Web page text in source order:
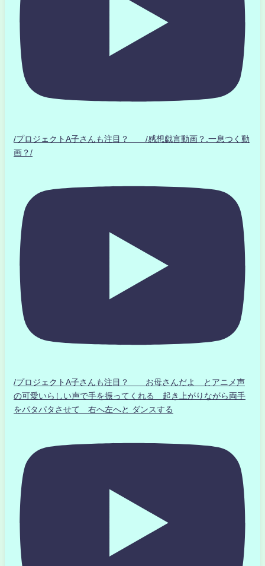
/プロジェクトA子さんも注目？ /感想戯言動画？.一息つく動
画？/
/プロジェクトA子さんも注目？ お母さんだよ とアニメ声
の可愛いらしい声で手を振ってくれる 起き上がりながら両手
をパタパタさせて 右へ左へと ダンスする